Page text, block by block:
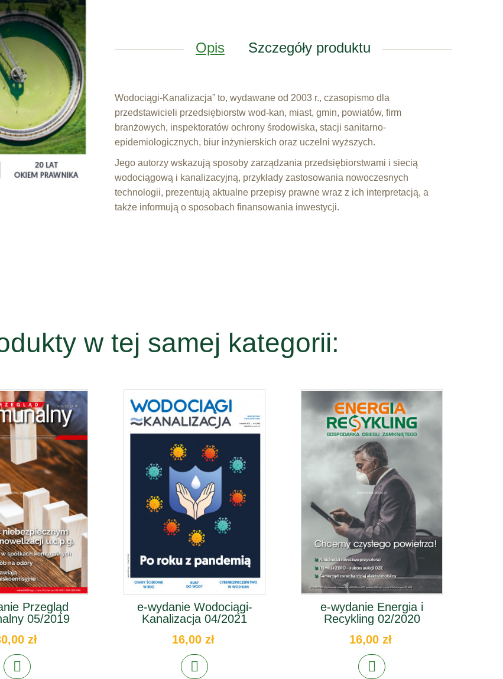
Opis Szczegóły produktu
Wodociągi-Kanalizacja” to, wydawane od 2003 r., czasopismo dla
przedstawicieli przedsiębiorstw wod-kan, miast, gmin, powiatów, firm
branżowych, inspektoratów ochrony środowiska, stacji sanitarno-
epidemiologicznych, biur inżynierskich oraz uczelni wyższych.
Jego autorzy wskazują sposoby zarządzania przedsiębiorstwami i siecią
wodociągową i kanalizacyjną, przykłady zastosowania nowoczesnych
technologii, prezentują aktualne przepisy prawne wraz z ich interpretacją, a
także informują o sposobach finansowania inwestycji.
w tej samej kategorii:
Przegląd
05/2019
zł
e-wydanie Wodociągi-
Kanalizacja 04/2021
16,00 zł
e-wydanie Energia i
Recykling 02/2020
16,00 zł